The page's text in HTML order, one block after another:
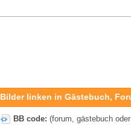
Bilder linken in Gästebuch,
BB code: (forum, gästebuch